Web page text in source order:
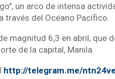
un arco de intensa
del Océano Pacífico.
magnitud 6,3 en abril, que
de la capital, Manila.
http://telegram.me/